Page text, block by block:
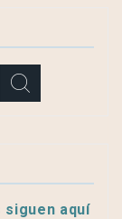
siguen aquí